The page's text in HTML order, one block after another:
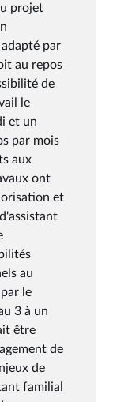
projet
par
au repos
de
le
et un
par mois
aux
ont
et
au
le
3 à un
être
de
de
familial